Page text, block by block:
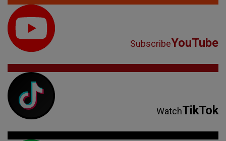
SubscribeYouTube
WatchTikTok